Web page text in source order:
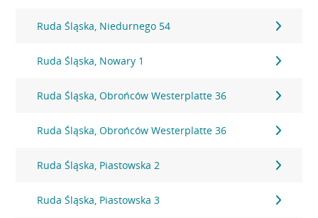
Ruda Śląska, Niedurnego 54
Ruda Śląska, Nowary 1
Ruda Śląska, Obrońców Westerplatte 36
Ruda Śląska, Obrońców Westerplatte 36
Ruda Śląska, Piastowska 2
Ruda Śląska, Piastowska 3